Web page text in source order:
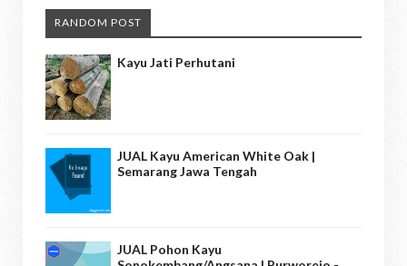
RANDOM POST
Kayu Jati Perhutani
JUAL Kayu American White Oak |
Semarang Jawa Tengah
JUAL Pohon Kayu